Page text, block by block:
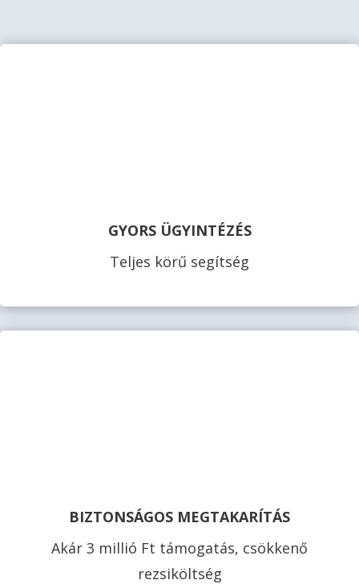
GYORS ÜGYINTÉZÉS
Teljes körű segítség
BIZTONSÁGOS MEGTAKARÍTÁS
Akár 3 millió Ft támogatás, csökkenő
rezsiköltség